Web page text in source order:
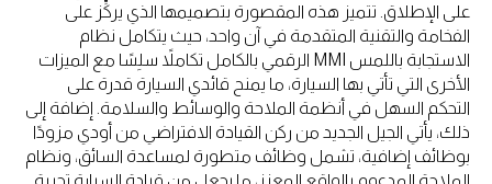
على الإطلاق. تتميز هذه المقصورة بتصميمها الذي يركِّز على
الفخامة والتقنية المتقدمة في آن واحد، حيث يتكامل نظام
الاستجابة باللمس MMI الرقمي بالكامل تكاملاً سلِسًا مع الميزات
الأخرى التي تأتي بها السيارة، ما يمنح قائدي السيارة قدرة على
التحكم السهل في أنظمة الملاحة والوسائط والسلامة. إضافة إلى
ذلك، يأتي الجيل الجديد من ركن القيادة الافتراضي من أودي مزودًا
بوظائف إضافية، تشمل وظائف متطورة لمساعدة السائق، ونظام